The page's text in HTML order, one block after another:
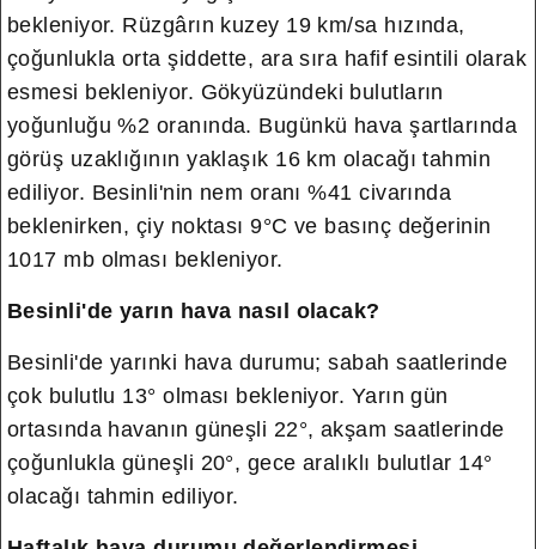
bekleniyor. Rüzgârın kuzey 19 km/sa hızında,
çoğunlukla orta şiddette, ara sıra hafif esintili olarak
esmesi bekleniyor. Gökyüzündeki bulutların
yoğunluğu %2 oranında. Bugünkü hava şartlarında
görüş uzaklığının yaklaşık 16 km olacağı tahmin
ediliyor. Besinli'nin nem oranı %41 civarında
beklenirken, çiy noktası 9°C ve basınç değerinin
1017 mb olması bekleniyor.
Besinli'de yarın hava nasıl olacak?
Besinli'de yarınki hava durumu; sabah saatlerinde
çok bulutlu 13° olması bekleniyor. Yarın gün
ortasında havanın güneşli 22°, akşam saatlerinde
çoğunlukla güneşli 20°, gece aralıklı bulutlar 14°
olacağı tahmin ediliyor.